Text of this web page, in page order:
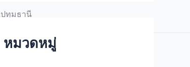
ทุมธานี
หมวดหมู่